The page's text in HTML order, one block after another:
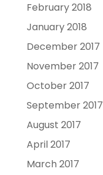
February 2018
January 2018
December 2017
November 2017
October 2017
September 2017
August 2017
April 2017
March 2017